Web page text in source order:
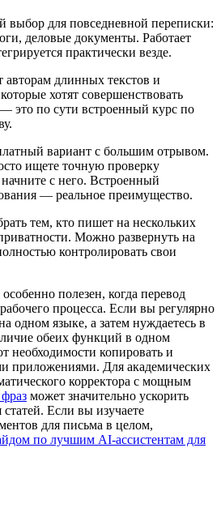
для повседневной переписки:
деловые документы. Работает
практически везде.
авторам длинных текстов и
хотят совершенствовать
это по сути встроенный курс по
вариант с большим отрывом.
ищете точную проверку
с него. Встроенный
— реальное преимущество.
тем, кто пишет на нескольких
Можно развернуть на
контролировать свои
особенно полезен, когда перевод
процесса. Если вы регулярно
одном языке, а затем нуждаетесь в
обеих функций в одном
необходимости копировать и
приложениями. Для академических
корректора с мощным
может значительно ускорить
Если вы изучаете
для письма в целом,
по лучшим AI-ассистентам для